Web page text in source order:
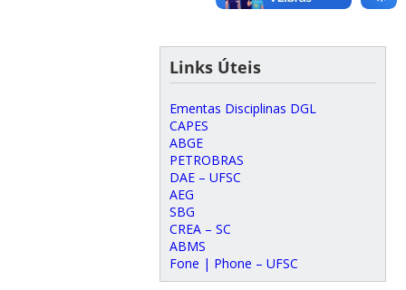
Links Úteis
Ementas Disciplinas DGL
CAPES
ABGE
PETROBRAS
DAE – UFSC
AEG
SBG
CREA – SC
ABMS
Fone | Phone – UFSC